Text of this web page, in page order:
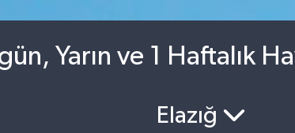
Yarın ve 1 Haftalık
Elazığ